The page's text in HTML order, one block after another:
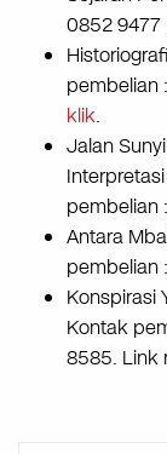
0852 9477
pembelian
klik.
Jalan
pembelian
Antara
pembelian
Konspirasi
Kontak
8585. Link